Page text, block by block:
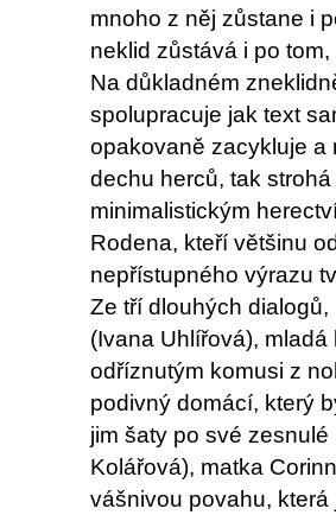
mnoho z něj zůstane i
neklid zůstává i po
Na důkladném
spolupracuje jak text
opakovaně zacykluje a
dechu herců, tak
minimalistickým
Rodena, kteří většinu
nepřístupného výrazu
Ze tří dlouhých
(Ivana Uhlířová),
odříznutým komusi z
podivný domácí, který
jim šaty po své
Kolářová), matka
vášnivou povahu,